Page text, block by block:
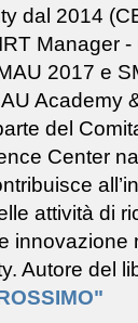
dal 2014
Manager -
2017 e
Academy
del
Center
attività di
innovazione
Autore del